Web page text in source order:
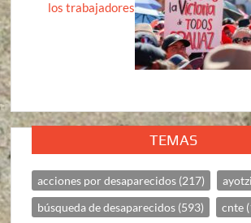
los trabajadores
TEMAS
acciones por desaparecidos (217)
búsqueda de desaparecidos (593) cnte